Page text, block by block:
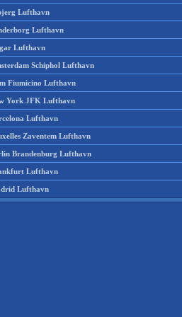
Lufthavn
Lufthavn
Lufthavn
Schiphol Lufthavn
Fiumicino Lufthavn
York JFK Lufthavn
Lufthavn
Zaventem Lufthavn
Brandenburg Lufthavn
Lufthavn
Lufthavn